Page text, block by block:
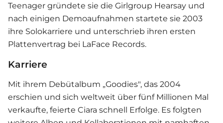
Teenager gründete sie die Girlgroup Hearsay und
nach einigen Demoaufnahmen startete sie 2003
ihre Solokarriere und unterschrieb ihren ersten
Plattenvertrag bei LaFace Records.
Karriere
Mit ihrem Debütalbum „Goodies", das 2004
erschien und sich weltweit über fünf Millionen Mal
verkaufte, feierte Ciara schnell Erfolge. Es folgten